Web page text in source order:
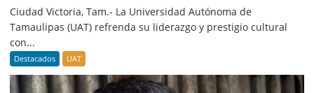
Ciudad Victoria, Tam.- La Universidad Autónoma de
Tamaulipas (UAT) refrenda su liderazgo y prestigio cultural
con...
Destacados UAT